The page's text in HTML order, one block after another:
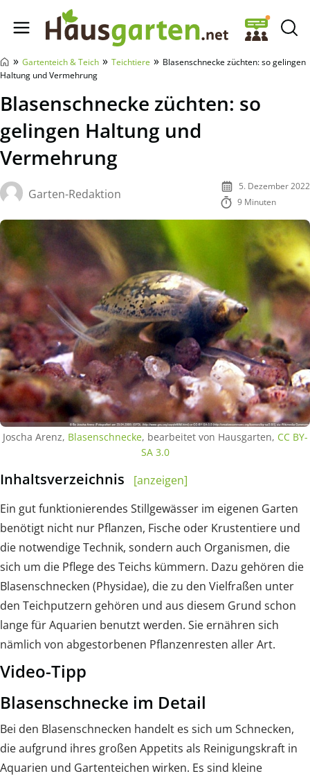
Hausgarten.net
» Gartenteich & Teich » Teichtiere » Blasenschnecke züchten: so gelingen
Haltung und Vermehrung
Blasenschnecke züchten: so
gelingen Haltung und
Vermehrung
Garten-Redaktion
5. Dezember 2022
9 Minuten
Joscha Arenz, Blasenschnecke, bearbeitet von Hausgarten, CC BY-
SA 3.0
Inhaltsverzeichnis
[anzeigen]
Ein gut funktionierendes Stillgewässer im eigenen Garten
benötigt nicht nur Pflanzen, Fische oder Krustentiere und
die notwendige Technik, sondern auch Organismen, die
sich um die Pflege des Teichs kümmern. Dazu gehören die
Blasenschnecken (Physidae), die zu den Vielfraßen unter
den Teichputzern gehören und aus diesem Grund schon
lange für Aquarien benutzt werden. Sie ernähren sich
nämlich von abgestorbenen Pflanzenresten aller Art.
Video-Tipp
Blasenschnecke im Detail
Bei den Blasenschnecken handelt es sich um Schnecken,
die aufgrund ihres großen Appetits als Reinigungskraft in
Aquarien und Gartenteichen wirken. Es sind kleine